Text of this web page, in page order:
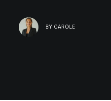
BY CAROLE